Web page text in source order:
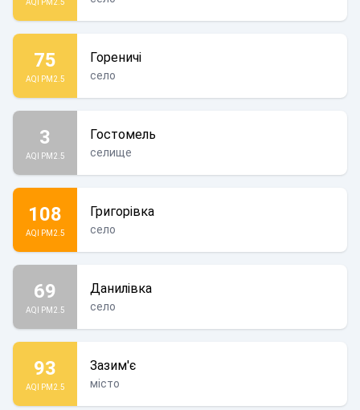
75
AQI PM2.5
Гореничі
село
3
AQI PM2.5
Гостомель
селище
108
AQI PM2.5
Григорівка
село
69
AQI PM2.5
Данилівка
село
93
AQI PM2.5
Зазим'є
місто